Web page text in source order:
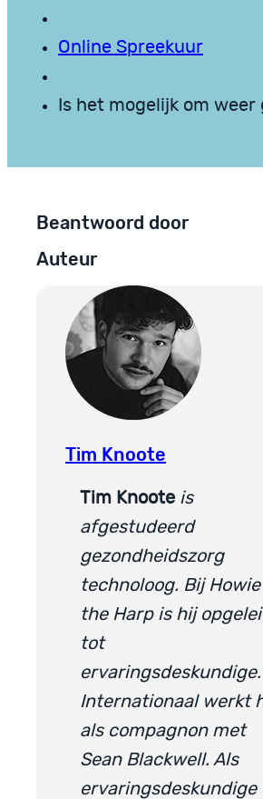
Online Spreekuur
Is het mogelijk om
Beantwoord door
Auteur
Tim Knoote
Tim Knoote is
afgestudeerd
gezondheidszorg
technoloog. Bij Howie
the Harp is hij
tot
ervaringsdeskundige.
Internationaal werkt
als compagnon met
Sean Blackwell. Als
ervaringsdeskundige